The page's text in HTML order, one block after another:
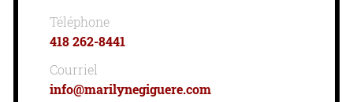
Téléphone
418 262-8441
Courriel
info@marilynegiguere.com